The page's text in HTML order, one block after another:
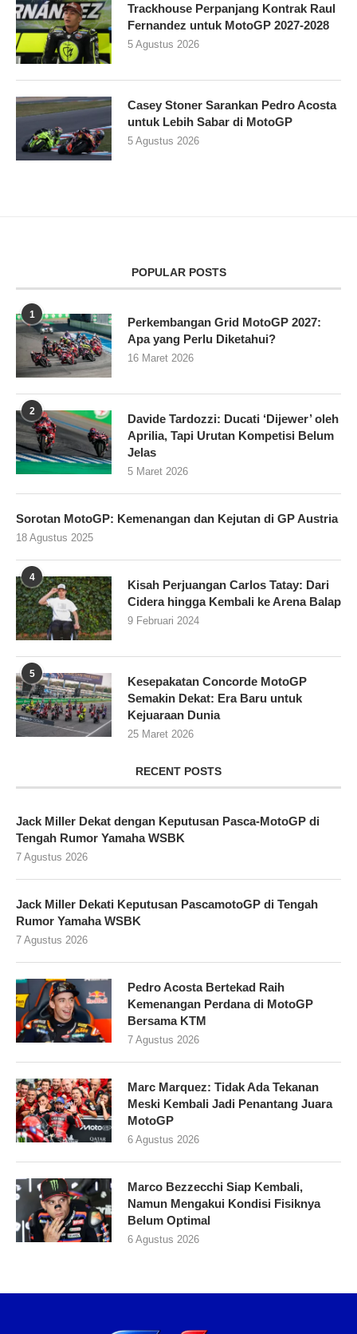
Trackhouse Perpanjang Kontrak Raul
Fernandez untuk MotoGP 2027-2028
5 Agustus 2026
Casey Stoner Sarankan Pedro Acosta
untuk Lebih Sabar di MotoGP
5 Agustus 2026
POPULAR POSTS
1
Perkembangan Grid MotoGP 2027:
Apa yang Perlu Diketahui?
16 Maret 2026
2
Davide Tardozzi: Ducati ‘Dijewer’ oleh
Aprilia, Tapi Urutan Kompetisi Belum
Jelas
5 Maret 2026
Sorotan MotoGP: Kemenangan dan Kejutan di GP Austria
18 Agustus 2025
4
Kisah Perjuangan Carlos Tatay: Dari
Cidera hingga Kembali ke Arena Balap
9 Februari 2024
5
Kesepakatan Concorde MotoGP
Semakin Dekat: Era Baru untuk
Kejuaraan Dunia
25 Maret 2026
RECENT POSTS
Jack Miller Dekat dengan Keputusan Pasca-MotoGP di
Tengah Rumor Yamaha WSBK
7 Agustus 2026
Jack Miller Dekati Keputusan PascamotoGP di Tengah
Rumor Yamaha WSBK
7 Agustus 2026
Pedro Acosta Bertekad Raih
Kemenangan Perdana di MotoGP
Bersama KTM
7 Agustus 2026
Marc Marquez: Tidak Ada Tekanan
Meski Kembali Jadi Penantang Juara
MotoGP
6 Agustus 2026
Marco Bezzecchi Siap Kembali,
Namun Mengakui Kondisi Fisiknya
Belum Optimal
6 Agustus 2026